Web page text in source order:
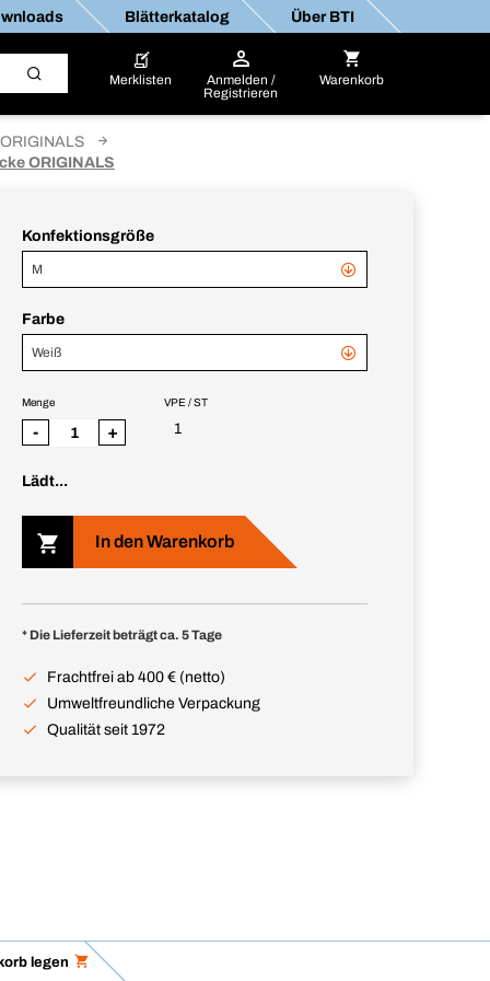
Blätterkatalog Über BTI
Merklisten
Anmelden /
Registrieren
Warenkorb
ORIGINALS
ORIGINALS
Konfektionsgröße
M
Farbe
Weiß
VPE / ST
1
Menge
- +
Lädt...
In den Warenkorb
* Die Lieferzeit beträgt ca. 5 Tage
Frachtfrei ab 400 € (netto)
Umweltfreundliche Verpackung
Qualität seit 1972
legen